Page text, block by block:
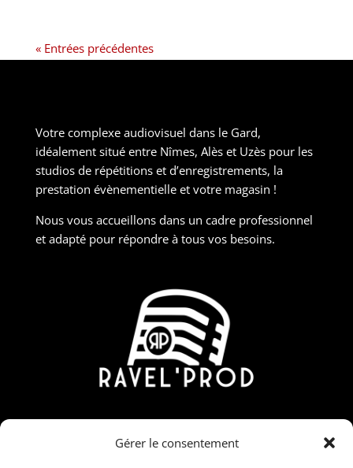
Gérer le consentement
« Entrées précédentes
Votre complexe audiovisuel dans le Gard,
idéalement situé entre Nîmes, Alès et Uzès pour les
studios de répétitions et d’enregistrements, la
prestation évènementielle et votre magasin !
Nous vous accueillons dans un cadre professionnel
et adapté pour répondre à tous vos besoins.